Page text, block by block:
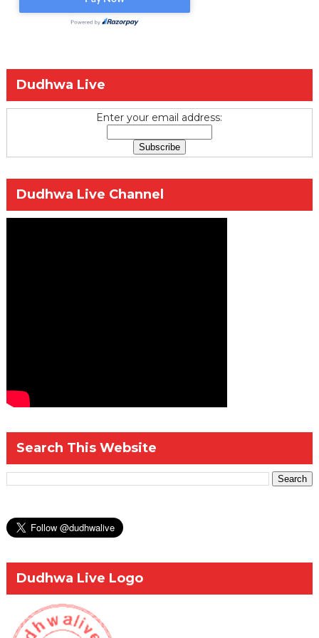
Dudhwa Live
Enter your email address:
Dudhwa Live Channel
Search This Website
Dudhwa Live Logo